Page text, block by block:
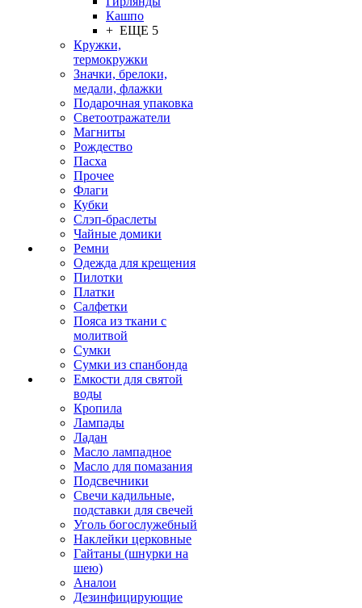
Кашпо
+ ЕЩЕ 5
Кружки,
термокружки
Значки, брелоки,
медали, флажки
Подарочная упаковка
Светоотражатели
Магниты
Рождество
Пасха
Прочее
Флаги
Кубки
Слэп-браслеты
Чайные домики
Ремни
Одежда для крещения
Пилотки
Платки
Салфетки
Пояса из ткани с
молитвой
Сумки
Сумки из спанбонда
Емкости для святой
воды
Кропила
Лампады
Ладан
Масло лампадное
Масло для помазания
Подсвечники
Свечи кадильные,
подставки для свечей
Уголь богослужебный
Наклейки церковные
Гайтаны (шнурки на
шею)
Аналои
Дезинфицирующие